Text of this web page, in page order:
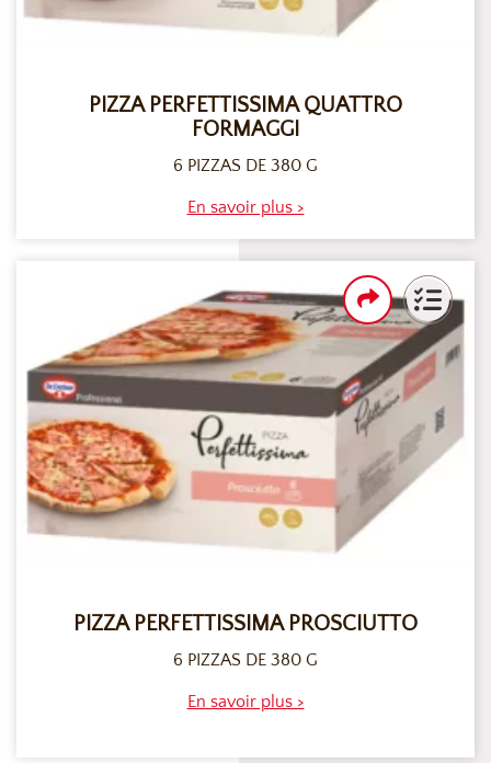
PIZZA PERFETTISSIMA QUATTRO
FORMAGGI
6 PIZZAS DE 380 G
En savoir plus >
PIZZA PERFETTISSIMA PROSCIUTTO
6 PIZZAS DE 380 G
En savoir plus >